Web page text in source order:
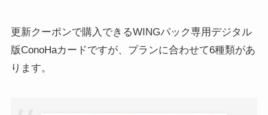
更新クーポンで購入できるWINGパック専用デジタル
版ConoHaカードですが、プランに合わせて6種類があ
ります。